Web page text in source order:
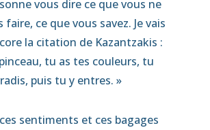
vous dire ce que vous ne
faire, ce que vous savez. Je vais
la citation de Kazantzakis :
tu as tes couleurs, tu
puis tu y entres. »
sentiments et ces bagages